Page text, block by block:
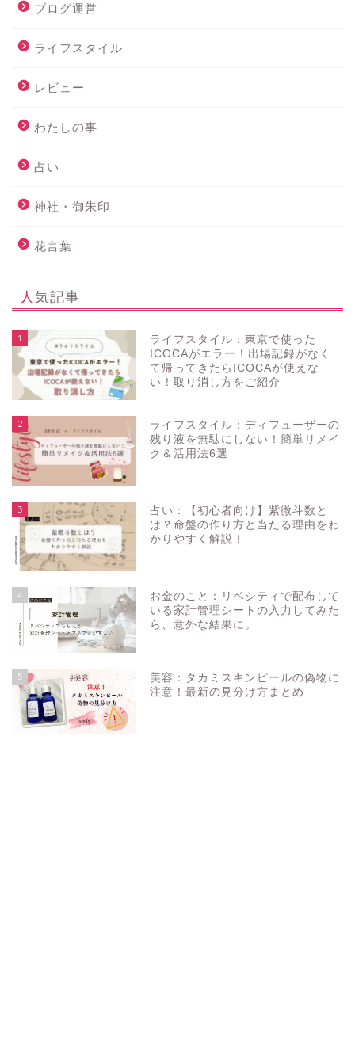
ブログ運営
ライフスタイル
レビュー
わたしの事
占い
神社・御朱印
花言葉
人気記事
1
ライフスタイル：東京で使った
ICOCAがエラー！出場記録がなく
て帰ってきたらICOCAが使えな
い！取り消し方をご紹介
2
ライフスタイル：ディフューザーの
残り液を無駄にしない！簡単リメイ
ク＆活用法6選
3
占い：【初心者向け】紫微斗数と
は？命盤の作り方と当たる理由をわ
かりやすく解説！
4
お金のこと：リベシティで配布して
いる家計管理シートの入力してみた
ら、意外な結果に。
5
美容：タカミスキンピールの偽物に
注意！最新の見分け方まとめ